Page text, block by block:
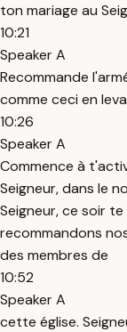
ton mariage au
10:21
Speaker A
Recommande
comme ceci en
10:26
Speaker A
Commence à
Seigneur, dans le
Seigneur, ce soir
recommandons
des membres de
10:52
Speaker A
cette église.